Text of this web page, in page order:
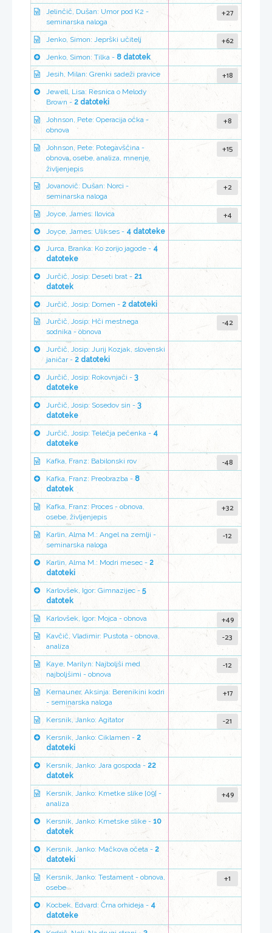
Jelinčič, Dušan: Umor pod K2 -
seminarska naloga
+27
Jenko, Simon: Jeprški učitelj +62
Jenko, Simon: Tilka - 8 datotek
Jesih, Milan: Grenki sadeži pravice
+18
Jewell, Lisa: Resnica o Melody
Brown - 2 datoteki
Johnson, Pete: Operacija očka -
obnova
+8
Johnson, Pete: Potegavščina -
obnova, osebe, analiza, mnenje,
življenjepis
+15
Jovanovič: Dušan: Norci -
seminarska naloga
+2
Joyce, James: Ilovica +4
Joyce, James: Ulikses - 4 datoteke
Jurca, Branka: Ko zorijo jagode - 4
datoteke
Jurčič, Josip: Deseti brat - 21
datotek
Jurčič, Josip: Domen - 2 datoteki
Jurčič, Josip: Hči mestnega
sodnika - obnova
-42
Jurčič, Josip: Jurij Kozjak, slovenski
janičar - 2 datoteki
Jurčič, Josip: Rokovnjači - 3
datoteke
Jurčič, Josip: Sosedov sin - 3
datoteke
Jurčič, Josip: Telečja pečenka - 4
datoteke
Kafka, Franz: Babilonski rov -48
Kafka, Franz: Preobrazba -8
datotek
Kafka, Franz: Proces - obnova,
osebe, življenjepis
+32
Karlin, Alma M.: Angel na zemlji -
seminarska naloga
-12
Karlin, Alma M.: Modri mesec - 2
datoteki
Karlovšek, Igor: Gimnazijec - 5
datotek
Karlovšek, Igor: Mojca - obnova +49
Kavčič, Vladimir: Pustota - obnova,
analiza
-23
Kaye, Marilyn: Najboljši med
najboljšimi - obnova
-12
Kernauner, Aksinja: Berenikini kodri
- seminarska naloga
+17
Kersnik, Janko: Agitator -21
Kersnik, Janko: Ciklamen - 2
datoteki
Kersnik, Janko: Jara gospoda - 22
datotek
Kersnik, Janko: Kmetke slike [09] -
analiza
+49
Kersnik, Janko: Kmetske slike - 10
datotek
Kersnik, Janko: Mačkova očeta - 2
datoteki
Kersnik, Janko: Testament - obnova,
osebe
+1
Kocbek, Edvard: Črna orhideja - 4
datoteke